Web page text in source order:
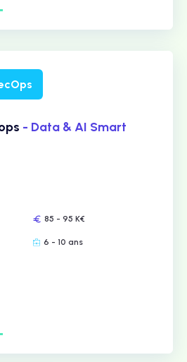
- Data & AI Smart
85 - 95 K€
6 - 10 ans